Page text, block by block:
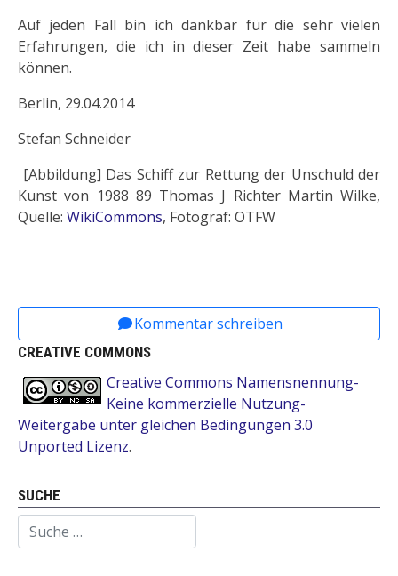
Auf jeden Fall bin ich dankbar für die sehr vielen
Erfahrungen, die ich in dieser Zeit habe sammeln
können.
Berlin, 29.04.2014
Stefan Schneider
[Abbildung] Das Schiff zur Rettung der Unschuld der
Kunst von 1988 89 Thomas J Richter Martin Wilke,
Quelle: WikiCommons, Fotograf: OTFW
Kommentar schreiben
CREATIVE COMMONS
Creative Commons Namensnennung-
Keine kommerzielle Nutzung-
Weitergabe unter gleichen Bedingungen 3.0
Unported Lizenz.
SUCHE
Suchen